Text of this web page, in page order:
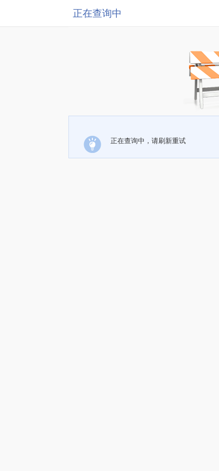
正在查询中
正在查询中，请刷新重试